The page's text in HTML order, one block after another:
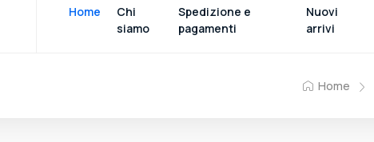
Home
Chi
siamo
Spedizione e
pagamenti
Nuovi
arrivi
Home